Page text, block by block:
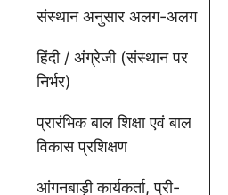
संस्थान अनुसार अलग-अलग
हिंदी / अंग्रेजी (संस्थान पर
निर्भर)
प्रारंभिक बाल शिक्षा एवं बाल
विकास प्रशिक्षण
आंगनबाड़ी कार्यकर्ता, प्री-